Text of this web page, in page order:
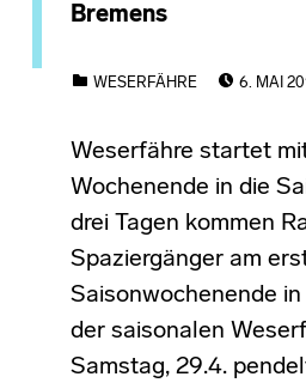
Bremens
WESERFÄHRE
6. MAI
Weserfähre startet
Wochenende in die
drei Tagen kommen
Spaziergänger am
Saisonwochenende
der saisonalen
Samstag, 29.4.